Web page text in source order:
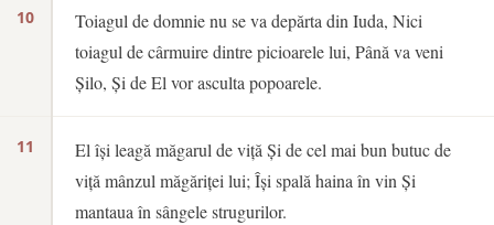
10
11
Toiagul de domnie nu se va depărta din Iuda, Nici
toiagul de cârmuire dintre picioarele lui, Până va veni
Șilo, Și de El vor asculta popoarele.
El își leagă măgarul de viță Și de cel mai bun butuc de
viță mânzul măgăriței lui; Își spală haina în vin Și
mantaua în sângele strugurilor.